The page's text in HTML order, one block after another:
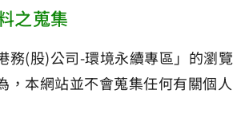
之蒐集
務(股)公司-環境永續專區」的瀏覽
，本網站並不會蒐集任何有關個人